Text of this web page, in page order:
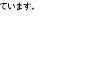
います。